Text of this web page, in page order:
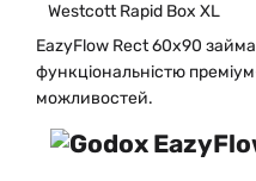
Westcott Rapid Box XL
EazyFlow Rect 60x90
функціональністю
можливостей.